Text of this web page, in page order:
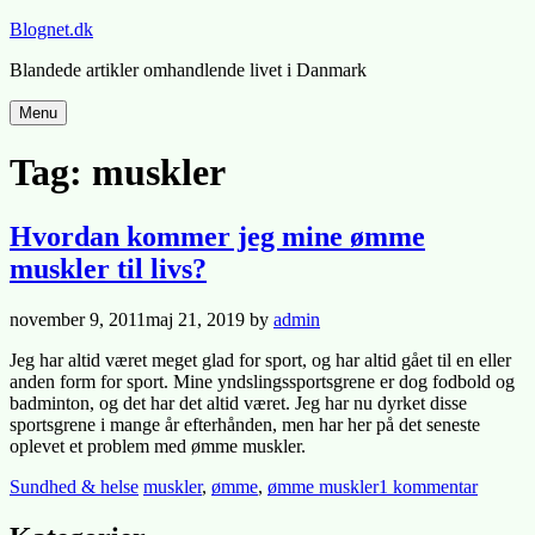
Skip
content
Blognet.dk
Blandede artikler omhandlende livet i Danmark
Menu
Tag: muskler
Hvordan kommer jeg mine ømme
muskler til livs?
Posted
november 9, 2011maj 21, 2019 by admin
Jeg har altid været meget glad for sport, og har altid gået til en eller
anden form for sport. Mine yndslingssportsgrene er dog fodbold og
badminton, og det har det altid været. Jeg har nu dyrket disse
sportsgrene i mange år efterhånden, men har her på det seneste
oplevet et problem med ømme muskler.
Posted
Sundhed & helseTagged
muskler, ømme, ømme muskler1 kommentartil